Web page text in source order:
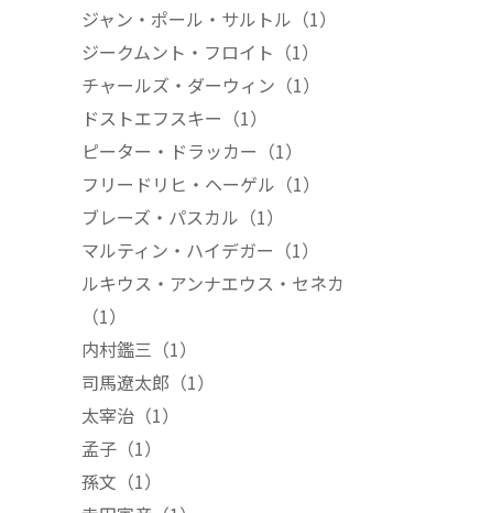
ジャン・ポール・サルトル （1）
ジークムント・フロイト （1）
チャールズ・ダーウィン （1）
ドストエフスキー （1）
ピーター・ドラッカー （1）
フリードリヒ・ヘーゲル （1）
ブレーズ・パスカル （1）
マルティン・ハイデガー （1）
ルキウス・アンナエウス・セネカ
（1）
内村鑑三 （1）
司馬遼太郎 （1）
太宰治 （1）
孟子 （1）
孫文 （1）